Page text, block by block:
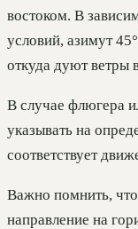
востоком. В
условий, азимут
откуда дуют ветры
В случае флюгера
указывать на
соответствует
Важно помнить,
направление на